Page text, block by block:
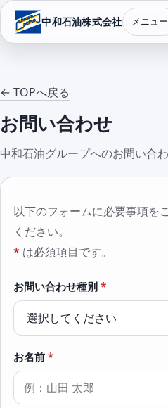
中和石油株式会社 メニュー
← TOPへ戻る
お問い合わせ
中和石油グループへのお問い合
以下のフォームに必要事項を
ください。
* は必須項目です。
お問い合わせ種別 *
お名前 *